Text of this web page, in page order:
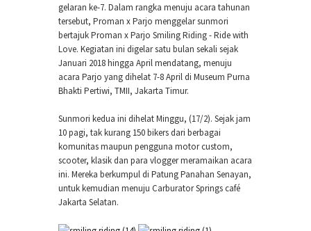
gelaran ke-7. Dalam rangka menuju acara tahunan
tersebut, Proman x Parjo menggelar sunmori
bertajuk Proman x Parjo Smiling Riding - Ride with
Love. Kegiatan ini digelar satu bulan sekali sejak
Januari 2018 hingga April mendatang, menuju
acara Parjo yang dihelat 7-8 April di Museum Purna
Bhakti Pertiwi, TMII, Jakarta Timur.
Sunmori kedua ini dihelat Minggu, (17/2). Sejak jam
10 pagi, tak kurang 150 bikers dari berbagai
komunitas maupun pengguna motor custom,
scooter, klasik dan para vlogger meramaikan acara
ini. Mereka berkumpul di Patung Panahan Senayan,
untuk kemudian menuju Carburator Springs café
Jakarta Selatan.